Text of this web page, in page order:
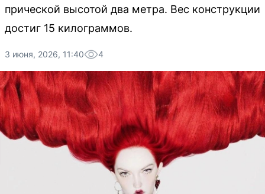
прической высотой два метра. Вес конструкции
достиг 15 килограммов.
3 июня, 2026, 11:40 4